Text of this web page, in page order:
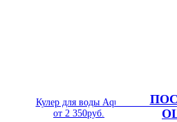
Кулер для воды Aqua Well 08TК
от2 350руб.